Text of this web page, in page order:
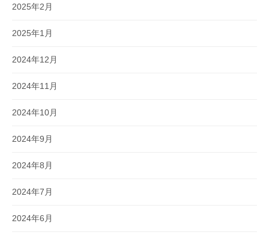
2025年2月
2025年1月
2024年12月
2024年11月
2024年10月
2024年9月
2024年8月
2024年7月
2024年6月